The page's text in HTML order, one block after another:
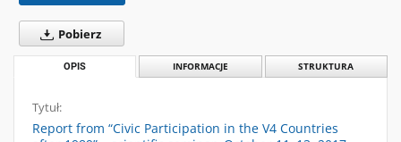
Pobierz
OPIS INFORMACJE STRUKTURA
Tytuł:
Report from “Civic Participation in the V4 Countries